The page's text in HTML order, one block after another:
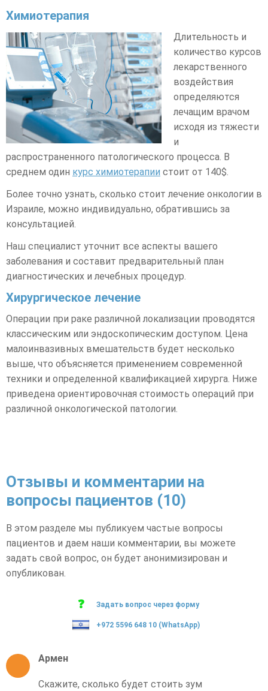
Химиотерапия
Длительность и
количество курсов
лекарственного
воздействия
определяются
лечащим врачом
исходя из тяжести
и
распространенного патологического процесса. В
среднем один курс химиотерапии стоит от 140$.
Более точно узнать, сколько стоит лечение онкологии в
Израиле, можно индивидуально, обратившись за
консультацией.
Наш специалист уточнит все аспекты вашего
заболевания и составит предварительный план
диагностических и лечебных процедур.
Хирургическое лечение
Операции при раке различной локализации проводятся
классическим или эндоскопическим доступом. Цена
малоинвазивных вмешательств будет несколько
выше, что объясняется применением современной
техники и определенной квалификацией хирурга. Ниже
приведена ориентировочная стоимость операций при
различной онкологической патологии.
Отзывы и комментарии на
вопросы пациентов (10)
В этом разделе мы публикуем частые вопросы
пациентов и даем наши комментарии, вы можете
задать свой вопрос, он будет анонимизирован и
опубликован.
Задать вопрос через форму
+972 5596 648 10 (WhatsApp)
Армен
Скажите, сколько будет стоить зум